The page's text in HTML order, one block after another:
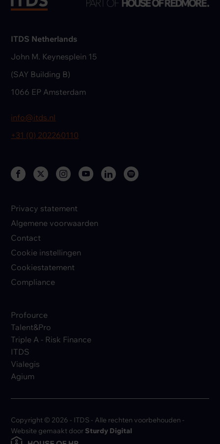
ITDS Netherlands
John M. Keynesplein 15
(SAY Building B)
1066 EP Amsterdam
info@itds.nl
+31 (0) 202260110
Privacy statement
Algemene voorwaarden
Contact
Cookie instellingen
Cookiestatement
Compliance
Profource
Talent&Pro
Triple A - Risk Finance
ITDS
Vialegis
Agium
Copyright © 2026 - ITDS - Alle rechten voorbehouden -
Website gemaakt door Sturdy Digital